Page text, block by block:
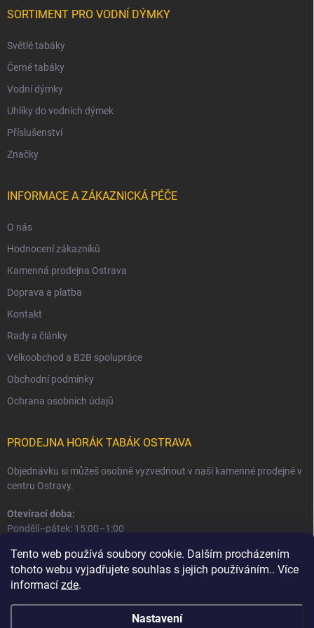
Tento web používá soubory cookie. Dalším procházením
tohoto webu vyjadřujete souhlas s jejich používáním.. Více
informací zde.
Nastavení
SORTIMENT PRO VODNÍ DÝMKY
Světlé tabáky
Černé tabáky
Vodní dýmky
Uhlíky do vodních dýmek
Příslušenství
Značky
INFORMACE A ZÁKAZNICKÁ PÉČE
O nás
Hodnocení zákazníků
Kamenná prodejna Ostrava
Doprava a platba
Kontakt
Rady a články
Velkoobchod a B2B spolupráce
Obchodní podmínky
Ochrana osobních údajů
PRODEJNA HORÁK TABÁK OSTRAVA
Objednávku si můžeš osobně vyzvednout v naší kamenné prodejně v
centru Ostravy.
Otevírací doba:
Pondělí–pátek: 15:00–1:00
Informace o prodejně a osobním odběru